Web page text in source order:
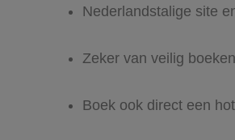
Nederlandstalige site
Zeker van veilig
Boek ook direct een